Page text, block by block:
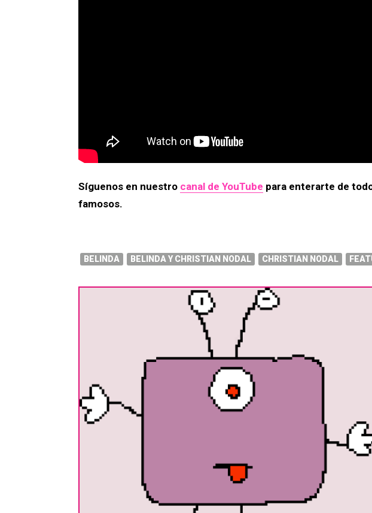
Síguenos en nuestro canal de YouTube para enterarte de
famosos.
BELINDA BELINDA Y CHRISTIAN NODAL CHRISTIAN NODAL